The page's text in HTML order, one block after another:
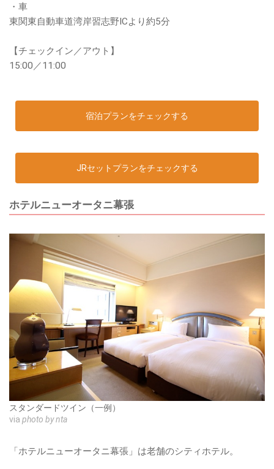
・車
東関東自動車道湾岸習志野ICより約5分
【チェックイン／アウト】
15:00／11:00
宿泊プランをチェックする
JRセットプランをチェックする
ホテルニューオータニ幕張
スタンダードツイン（一例）
via photo by nta
「ホテルニューオータニ幕張」は老舗のシティホテル。